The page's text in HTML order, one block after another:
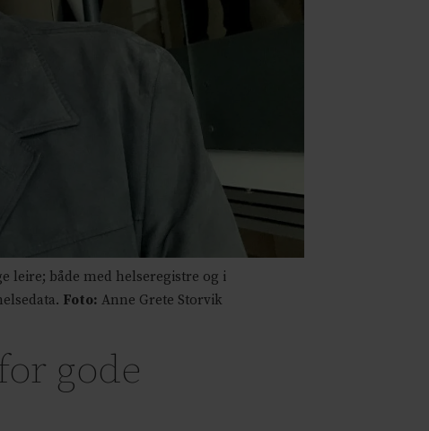
leire; både med helseregistre og i
Foto: Anne Grete Storvik
gode